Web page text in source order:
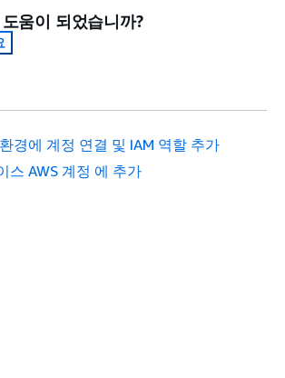
움이 되었습니까?
경에 계정 연결 및 IAM 역할 추가
스 AWS 계정 에 추가